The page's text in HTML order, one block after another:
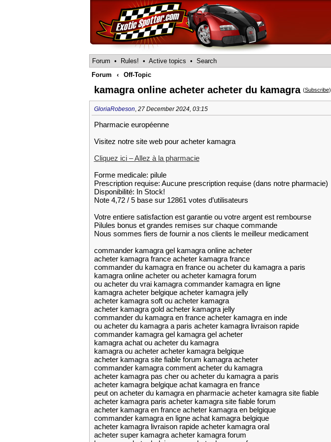
Forum • Rules! • Active topics • Search
Forum
‹ Off-Topic
kamagra online acheter acheter du kamagra (Subscribe)
GloriaRobeson, 27 December 2024, 03:15
Pharmacie européenne
Visitez notre site web pour acheter kamagra
Cliquez ici – Allez à la pharmacie
Forme medicale: pilule
Prescription requise: Aucune prescription requise (dans notre pharmacie)
Disponibilité: In Stock!
Note 4,72 / 5 base sur 12861 votes d’utilisateurs
Votre entiere satisfaction est garantie ou votre argent est rembourse
Pilules bonus et grandes remises sur chaque commande
Nous sommes fiers de fournir a nos clients le meilleur medicament
commander kamagra gel kamagra online acheter
acheter kamagra france acheter kamagra france
commander du kamagra en france ou acheter du kamagra a paris
kamagra online acheter ou acheter kamagra forum
ou acheter du vrai kamagra commander kamagra en ligne
kamagra acheter belgique acheter kamagra jelly
acheter kamagra soft ou acheter kamagra
acheter kamagra gold acheter kamagra jelly
commander du kamagra en france acheter kamagra en inde
ou acheter du kamagra a paris acheter kamagra livraison rapide
commander kamagra gel kamagra gel acheter
kamagra achat ou acheter du kamagra
kamagra ou acheter acheter kamagra belgique
acheter kamagra site fiable forum kamagra acheter
commander kamagra comment acheter du kamagra
acheter kamagra pas cher ou acheter du kamagra a paris
acheter kamagra belgique achat kamagra en france
peut on acheter du kamagra en pharmacie acheter kamagra site fiable
acheter kamagra paris acheter kamagra site fiable forum
acheter kamagra en france acheter kamagra en belgique
commander kamagra en ligne achat kamagra belgique
acheter kamagra livraison rapide acheter kamagra oral
acheter super kamagra acheter kamagra forum